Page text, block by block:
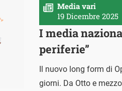
Media vari
19 Dicembre 2025
I media
periferie”
Il nuovo long form di
giorni. Da Otto e